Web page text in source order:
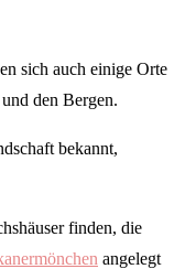
sich auch einige Orte
den Bergen.
bekannt,
finden, die
angelegt